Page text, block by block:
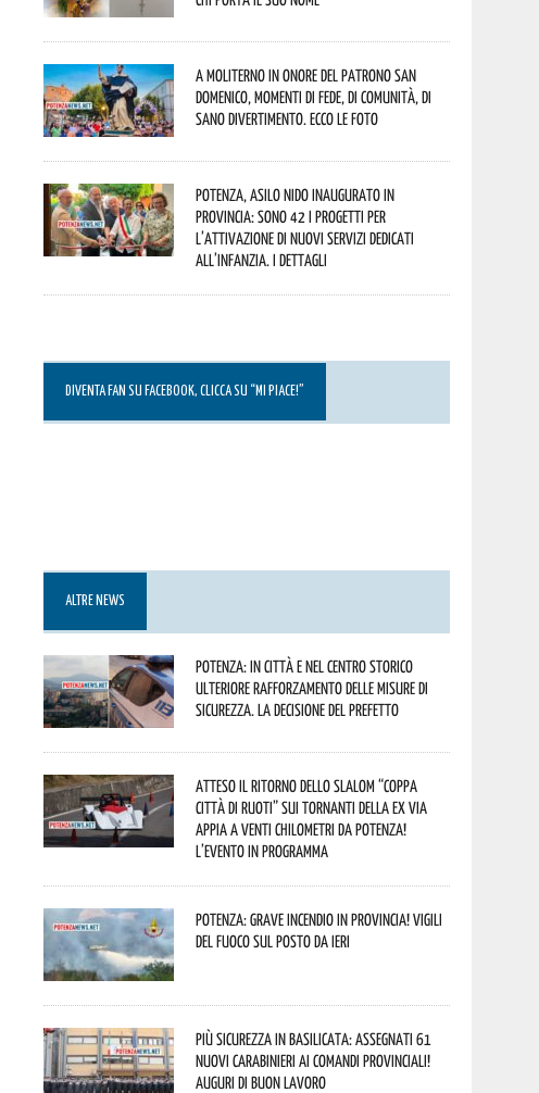
A Moliterno in onore del Patrono San
Domenico, momenti di fede, di comunità, di
sano divertimento. Ecco le foto
Potenza, asilo nido inaugurato in
provincia: sono 42 i progetti per
l’attivazione di nuovi servizi dedicati
all’infanzia. I dettagli
DIVENTA FAN SU FACEBOOK, CLICCA SU “MI PIACE!”
ALTRE NEWS
Potenza: in città e nel centro storico
ulteriore rafforzamento delle misure di
sicurezza. La decisione del Prefetto
Atteso il ritorno dello slalom “Coppa
Città di Ruoti” sui tornanti della ex via
Appia a venti chilometri da Potenza!
L’evento in programma
Potenza: grave incendio in Provincia! Vigili
del fuoco sul posto da ieri
Più sicurezza in Basilicata: assegnati 61
nuovi Carabinieri ai Comandi provinciali!
Auguri di buon lavoro